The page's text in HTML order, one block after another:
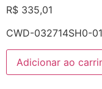
R$ 335,01
CWD-032714SH0-
Adicionar ao